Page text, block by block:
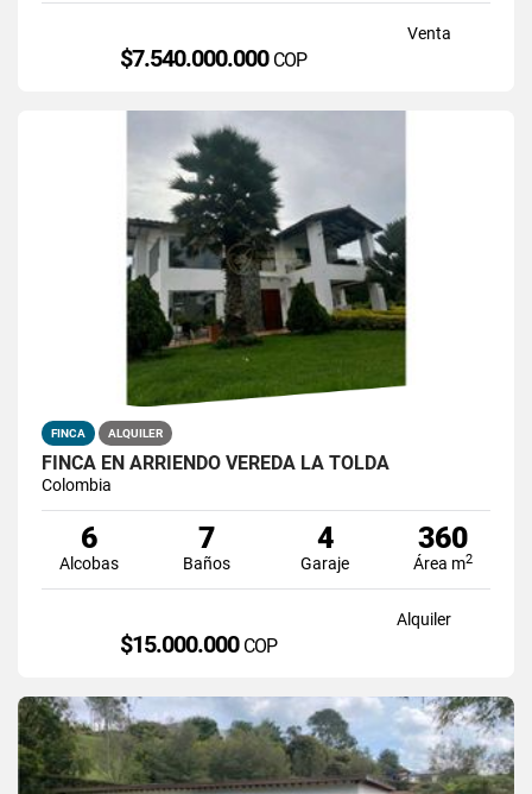
Venta
$7.540.000.000 COP
FINCA ALQUILER
FINCA EN ARRIENDO VEREDA LA TOLDA
Colombia
6
Alcobas
7
Baños
4
Garaje
360
Área m2
Alquiler
$15.000.000 COP